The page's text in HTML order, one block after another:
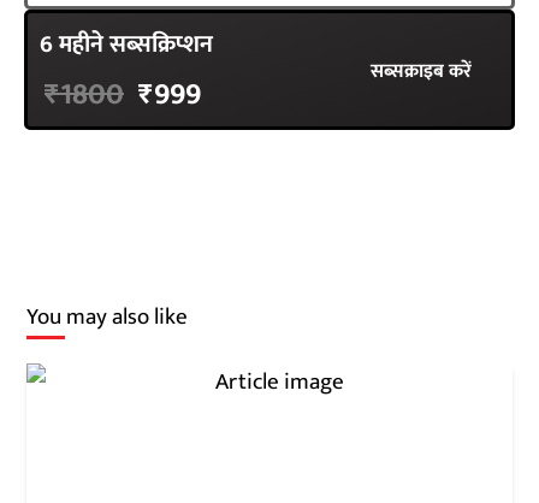
6 महीने सब्सक्रिप्शन
₹1800 ₹999 सब्सक्राइब करें
You may also like